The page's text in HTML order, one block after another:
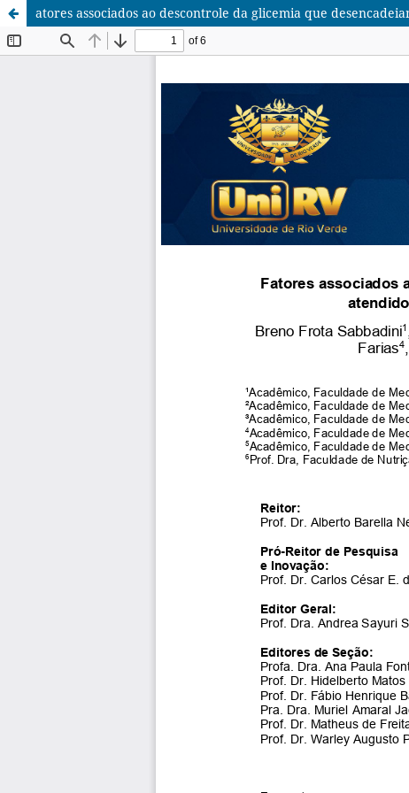
atores associados ao descontrole da glicemia que